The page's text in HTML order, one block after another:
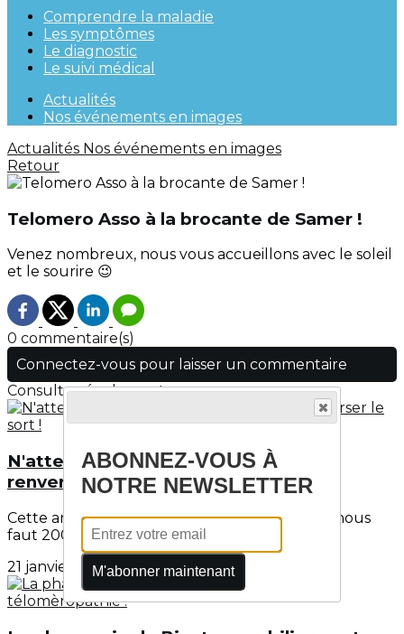
Comprendre la maladie
Les symptômes
Le diagnostic
Le suivi médical
Actualités
Nos événements en images
Actualités Nos événements en images
Retour
Telomero Asso à la brocante de Samer !
Venez nombreux, nous vous accueillons avec le soleil
et le sourire 😉
0 commentaire(s)
Connectez-vous pour laisser un commentaire
Consultez également
N'attendez plus, rejoignez-nous pour
renverser le sort !
Cette année, l'objectif à atteindre est haut ! Il nous
faut 200 adhérents!Pourquoi 200 adhérents...
21 janvier 2023
ABONNEZ-VOUS À
NOTRE NEWSLETTER
M'abonner maintenant